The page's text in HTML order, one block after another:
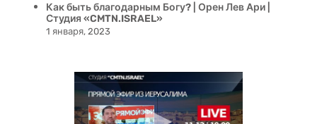
Как быть благодарным Богу? | Орен Лев Ари |
Студия «CMTN.ISRAEL»
1 января, 2023